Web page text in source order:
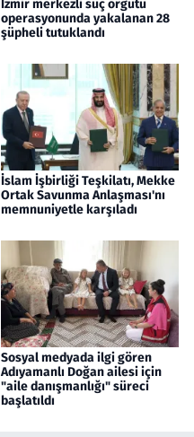
İzmir merkezli suç örgütü
operasyonunda yakalanan 28
şüpheli tutuklandı
İslam İşbirliği Teşkilatı, Mekke
Ortak Savunma Anlaşması'nı
memnuniyetle karşıladı
Sosyal medyada ilgi gören
Adıyamanlı Doğan ailesi için
"aile danışmanlığı" süreci
başlatıldı